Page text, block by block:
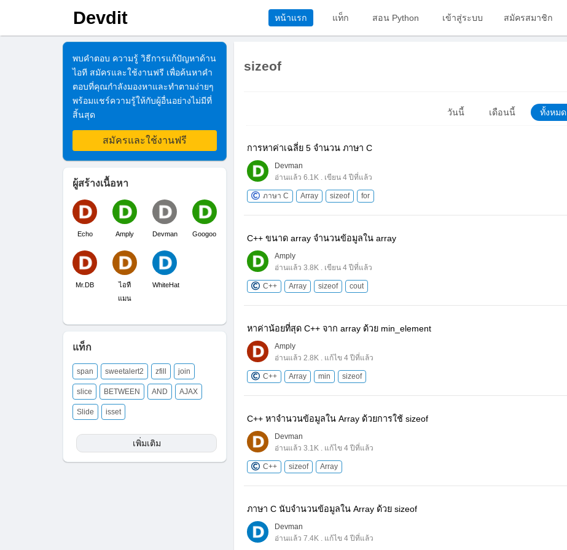
Devdit หน้าแรก แท็ก สอน Python เข้าสู่ระบบ สมัครสมาชิก
พบคำตอบ ความรู้ วิธีการแก้ปัญหาด้าน
ไอที สมัครและใช้งานฟรี เพื่อค้นหาคำ
ตอบที่คุณกำลังมองหาและทำตามง่ายๆ
พร้อมแชร์ความรู้ให้กับผู้อื่นอย่างไม่มีที่
สิ้นสุด
สมัครและใช้งานฟรี
ผู้สร้างเนื้อหา
Echo Amply Devman Googoo
Mr.DB
ไอที
แมน
WhiteHat
แท็ก
span sweetalert2 zfill join
slice BETWEEN AND AJAX
Slide isset
เพิ่มเติม
sizeof
ทั้งหมด
เดือนนี้
วันนี้
การหาค่าเฉลี่ย 5 จํานวน ภาษา C
Devman
อ่านแล้ว 6.1K . เขียน 4 ปีที่แล้ว
ภาษา C Array sizeof for
C++ ขนาด array จำนวนข้อมูลใน array
Amply
อ่านแล้ว 3.8K . เขียน 4 ปีที่แล้ว
C++ Array sizeof cout
หาค่าน้อยที่สุด C++ จาก array ด้วย min_element
Amply
อ่านแล้ว 2.8K . แก้ไข 4 ปีที่แล้ว
C++ Array min sizeof
C++ หาจำนวนข้อมูลใน Array ด้วยการใช้ sizeof
Devman
อ่านแล้ว 3.1K . แก้ไข 4 ปีที่แล้ว
C++ sizeof Array
ภาษา C นับจำนวนข้อมูลใน Array ด้วย sizeof
Devman
อ่านแล้ว 7.4K . แก้ไข 4 ปีที่แล้ว